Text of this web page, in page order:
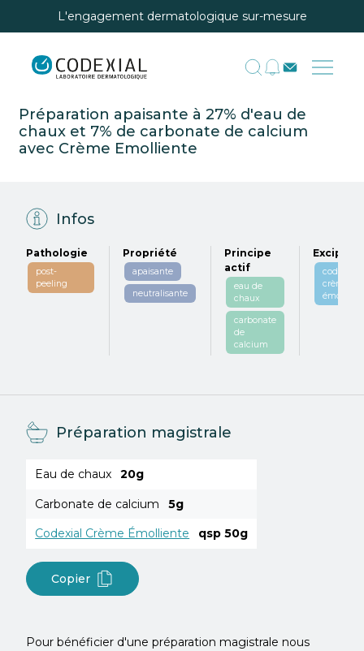
L'engagement dermatologique sur-mesure
Préparation apaisante à 27% d'eau de
chaux et 7% de carbonate de calcium
avec Crème Emolliente
Infos
Pathologie
post-
peeling
Propriété
apaisante
neutralisante
Principe
actif
eau de
chaux
carbonate
de
calcium
Excipient
codexial
crème
Préparation magistrale
Eau de chaux 20g
Carbonate de calcium 5g
Codexial Crème Émolliente qsp 50g
Copier
Pour bénéficier d'une préparation magistrale nous